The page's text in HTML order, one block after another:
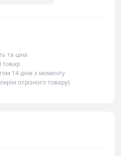
та ціна
товар
14 днів з моменту
отрізного товару)